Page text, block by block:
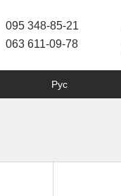
095 348-85-21
063 611-09-78
Рус